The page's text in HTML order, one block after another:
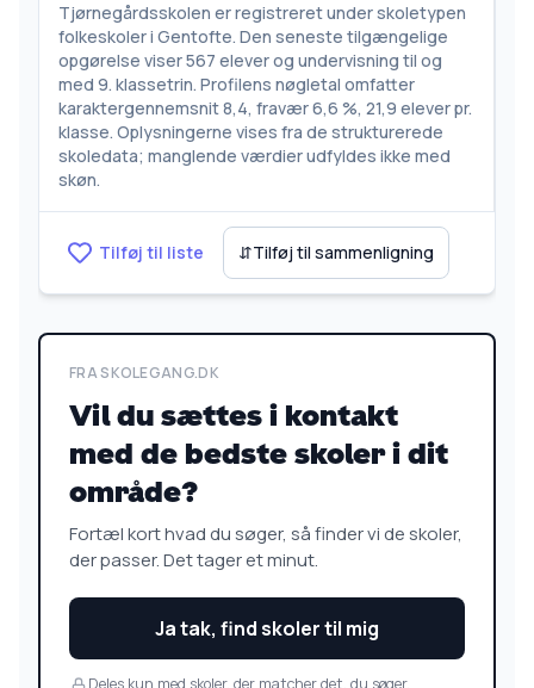
Tjørnegårdsskolen er registreret under skoletypen
folkeskoler i Gentofte. Den seneste tilgængelige
opgørelse viser 567 elever og undervisning til og
med 9. klassetrin. Profilens nøgletal omfatter
karaktergennemsnit 8,4, fravær 6,6 %, 21,9 elever pr.
klasse. Oplysningerne vises fra de strukturerede
skoledata; manglende værdier udfyldes ikke med
skøn.
Tilføj til liste ⇵Tilføj til sammenligning
FRA SKOLEGANG.DK
Vil du sættes i kontakt
med de bedste skoler i dit
område?
Fortæl kort hvad du søger, så finder vi de skoler,
der passer. Det tager et minut.
Ja tak, find skoler til mig
Deles kun med skoler, der matcher det, du søger.